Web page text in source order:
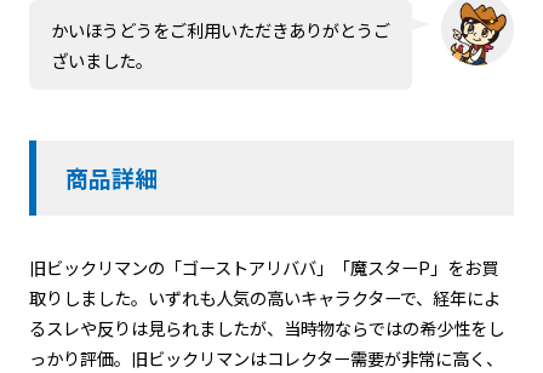
かいほうどうをご利用いただきありがとうご
ざいました。
商品詳細
旧ビックリマンの「ゴーストアリババ」「魔スターP」をお買
取りしました。いずれも人気の高いキャラクターで、経年によ
るスレや反りは見られましたが、当時物ならではの希少性をし
っかり評価。旧ビックリマンはコレクター需要が非常に高く、